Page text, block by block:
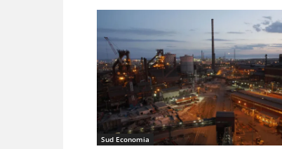
Sud Economia